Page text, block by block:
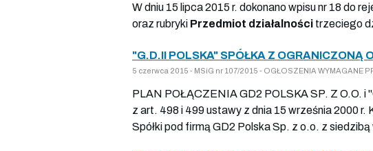
W dniu 15 lipca 2015 r. dokonano wpisu nr 18 do
oraz rubryki Przedmiot działalności trzeciego
"G.D.II POLSKA" SPÓŁKA Z
5 czerwca 2015 - MSiG nr 107/2015 - OGŁOSZENIA WYMAGANE
PLAN POŁĄCZENIA GD2 POLSKA SP. Z O.O. i
z art. 498 i 499 ustawy z dnia 15 września 2000
Spółki pod firmą GD2 Polska Sp. z o.o. z